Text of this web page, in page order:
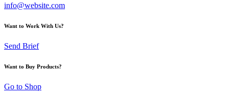
info@website.com
Want to Work With Us?
Send Brief
Want to Buy Products?
Go to Shop